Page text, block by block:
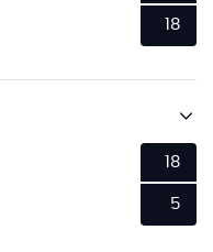
18
18
5